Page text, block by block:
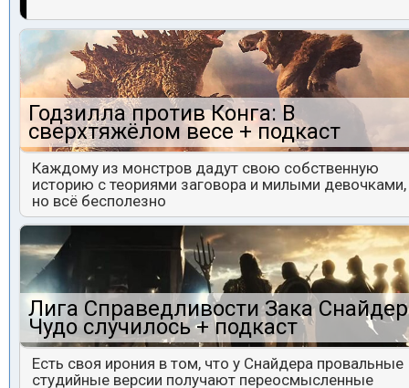
Годзилла против Конга: В
сверхтяжёлом весе + подкаст
Каждому из монстров дадут свою собственную
историю с теориями заговора и милыми девочками,
но всё бесполезно
Лига Справедливости Зака
Чудо случилось + подкаст
Есть своя ирония в том, что у Снайдера провальные
студийные версии получают переосмысленные